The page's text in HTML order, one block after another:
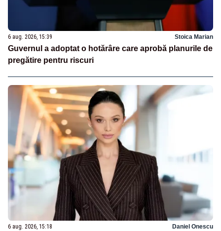
6 aug. 2026, 15:39 Stoica Marian
Guvernul a adoptat o hotărâre care aprobă planurile de
pregătire pentru riscuri
6 aug. 2026, 15:18 Daniel Onescu